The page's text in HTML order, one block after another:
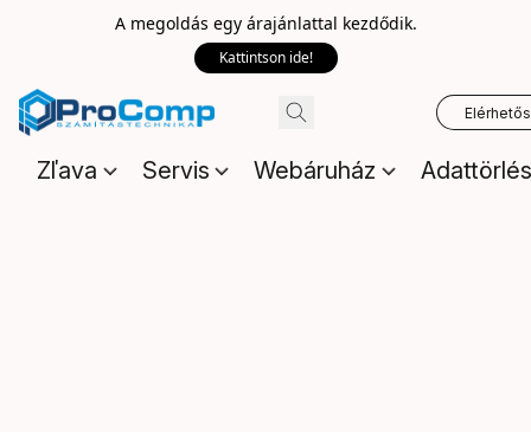
A megoldás egy árajánlattal kezdődik.
Kattintson ide!
Zľava Servis Webáruház